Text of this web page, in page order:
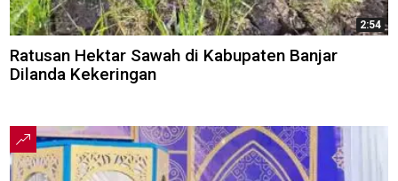
2:54
Ratusan Hektar Sawah di Kabupaten Banjar
Dilanda Kekeringan